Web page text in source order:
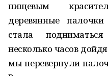
пищевым
деревянные
стала
несколько часов
мы перевернули